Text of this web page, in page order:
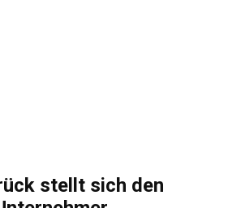
stellt sich den